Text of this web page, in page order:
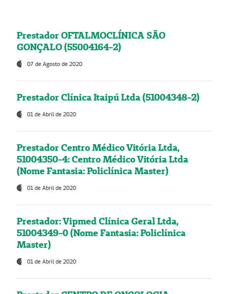
Prestador OFTALMOCLÍNICA SÃO
GONÇALO (55004164-2)
07 de Agosto de 2020
Prestador Clínica Itaipú Ltda (51004348-2)
01 de Abril de 2020
Prestador Centro Médico Vitória Ltda,
51004350-4: Centro Médico Vitória Ltda
(Nome Fantasia: Policlínica Master)
01 de Abril de 2020
Prestador: Vipmed Clínica Geral Ltda,
51004349-0 (Nome Fantasia: Policlínica
Master)
01 de Abril de 2020